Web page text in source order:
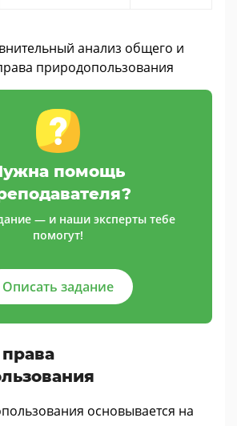
анализ общего и
природопользования
помощь
— и наши эксперты тебе
помогут!
Описать задание
основывается на